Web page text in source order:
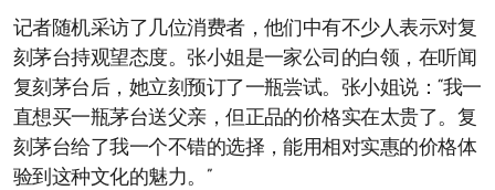
记者随机采访了几位消费者，他们中有不少人表示对复
刻茅台持观望态度。张小姐是一家公司的白领，在听闻
复刻茅台后，她立刻预订了一瓶尝试。张小姐说：“我一
直想买一瓶茅台送父亲，但正品的价格实在太贵了。复
刻茅台给了我一个不错的选择，能用相对实惠的价格体
验到这种文化的魅力。”